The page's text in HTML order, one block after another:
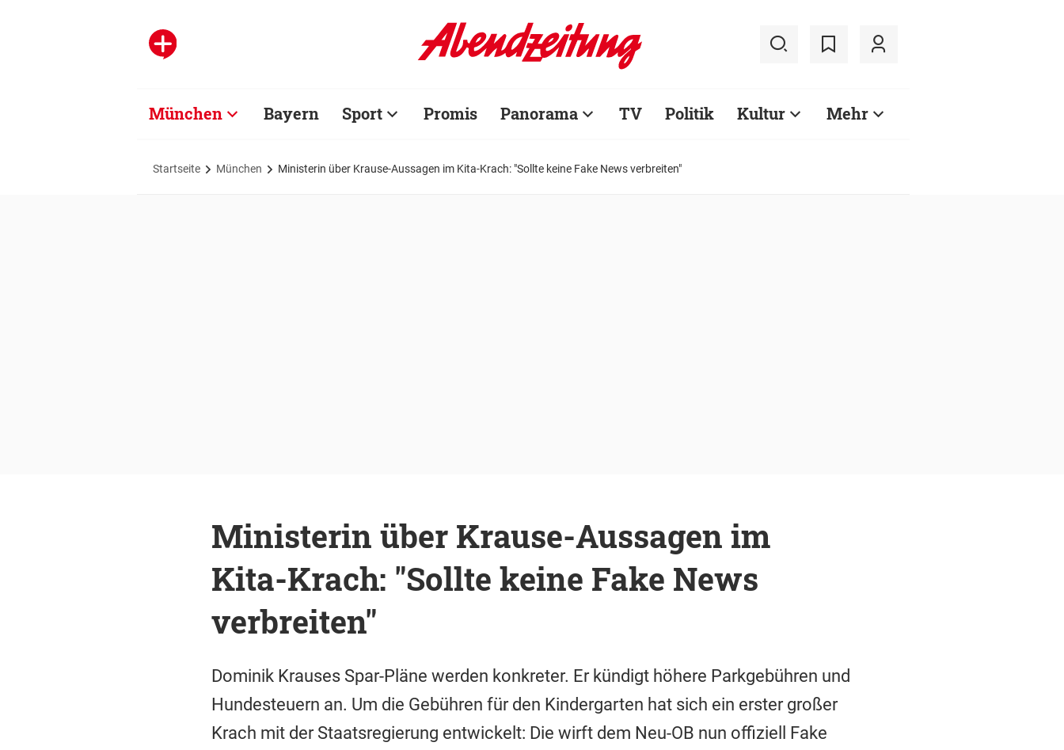
München Bayern Sport Promis Panorama TV Politik Kultur Mehr
Startseite München Ministerin über Krause-Aussagen im Kita-Krach: "Sollte keine Fake News verbreiten"
Ministerin über Krause-Aussagen im
Kita-Krach: "Sollte keine Fake News
verbreiten"
Dominik Krauses Spar-Pläne werden konkreter. Er kündigt höhere Parkgebühren und
Hundesteuern an. Um die Gebühren für den Kindergarten hat sich ein erster großer
Krach mit der Staatsregierung entwickelt: Die wirft dem Neu-OB nun offiziell Fake